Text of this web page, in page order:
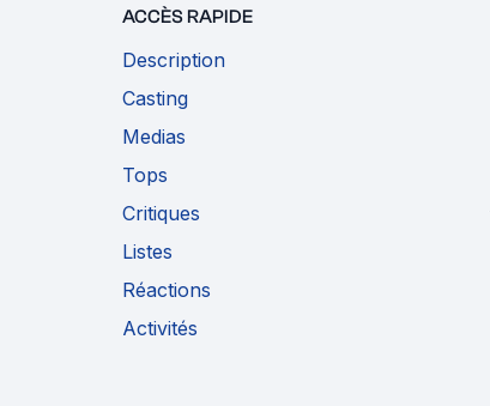
ACCÈS RAPIDE
Description
Casting
Medias
Tops
Critiques
Listes
Réactions
Activités